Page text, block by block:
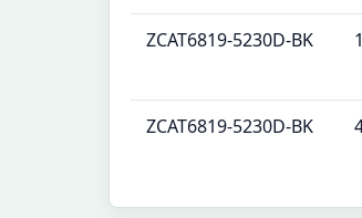
ZCAT6819-5230D-BK
ZCAT6819-5230D-BK